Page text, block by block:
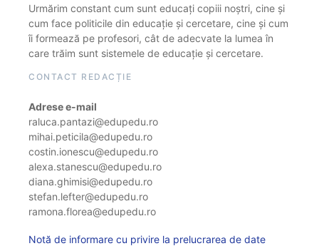
Urmărim constant cum sunt educați copiii noștri, cine și
cum face politicile din educație și cercetare, cine și cum
îi formează pe profesori, cât de adecvate la lumea în
care trăim sunt sistemele de educație și cercetare.
CONTACT REDACȚIE
Adrese e-mail
raluca.pantazi@edupedu.ro
mihai.peticila@edupedu.ro
costin.ionescu@edupedu.ro
alexa.stanescu@edupedu.ro
diana.ghimisi@edupedu.ro
stefan.lefter@edupedu.ro
ramona.florea@edupedu.ro
Notă de informare cu privire la prelucrarea de date